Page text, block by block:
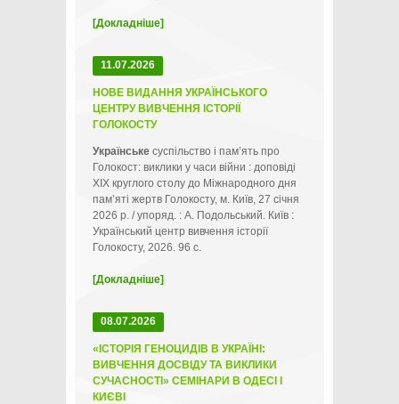
[Докладніше]
11.07.2026
НОВЕ ВИДАННЯ УКРАЇНСЬКОГО
ЦЕНТРУ ВИВЧЕННЯ ІСТОРІЇ
ГОЛОКОСТУ
Українське суспільство і пам’ять про
Голокост: виклики у часи війни : доповіді
ХІХ круглого столу до Міжнародного дня
пам’яті жертв Голокосту, м. Київ, 27 січня
2026 р. / упоряд. : А. Подольський. Київ :
Український центр вивчення історії
Голокосту, 2026. 96 с.
[Докладніше]
08.07.2026
«ІСТОРІЯ ГЕНОЦИДІВ В УКРАЇНІ:
ВИВЧЕННЯ ДОСВІДУ ТА ВИКЛИКИ
СУЧАСНОСТІ» СЕМІНАРИ В ОДЕСІ І
КИЄВІ